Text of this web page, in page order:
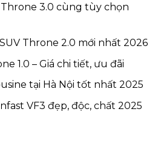
Throne 3.0 cùng tùy chọn
Throne 2.0 mới nhất 2026
1.0 – Giá chi tiết, ưu đãi
tại Hà Nội tốt nhất 2025
VF3 đẹp, độc, chất 2025